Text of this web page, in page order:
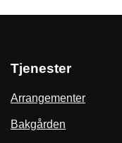
Tjenester
Arrangementer
Bakgården